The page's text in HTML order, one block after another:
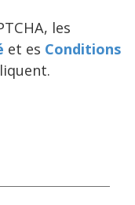
les
et es Conditions